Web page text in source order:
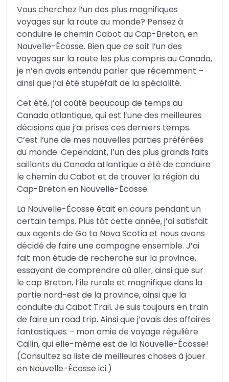
Vous cherchez l’un des plus magnifiques
voyages sur la route au monde? Pensez à
conduire le chemin Cabot au Cap-Breton, en
Nouvelle-Écosse. Bien que ce soit l’un des
voyages sur la route les plus compris au Canada,
je n’en avais entendu parler que récemment –
ainsi que j’ai été stupéfait de la spécialité.
Cet été, j’ai coûté beaucoup de temps au
Canada atlantique, qui est l’une des meilleures
décisions que j’ai prises ces derniers temps.
C’est l’une de mes nouvelles parties préférées
du monde. Cependant, l’un des plus grands faits
saillants du Canada atlantique a été de conduire
le chemin du Cabot et de trouver la région du
Cap-Breton en Nouvelle-Écosse.
La Nouvelle-Écosse était en cours pendant un
certain temps. Plus tôt cette année, j’ai satisfait
aux agents de Go to Nova Scotia et nous avons
décidé de faire une campagne ensemble. J’ai
fait mon étude de recherche sur la province,
essayant de comprendre où aller, ainsi que sur
le cap Breton, l’île rurale et magnifique dans la
partie nord-est de la province, ainsi que la
conduite du Cabot Trail. Je suis toujours en train
de faire un road trip. Ainsi que j’avais des affaires
fantastiques – mon amie de voyage régulière
Cailin, qui elle-même est de la Nouvelle-Écosse!
(Consultez sa liste de meilleures choses à jouer
en Nouvelle-Écosse ici.)